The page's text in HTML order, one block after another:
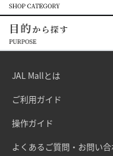
JAL Mallとは
ご利用ガイド
操作ガイド
よくあるご質問・お問い